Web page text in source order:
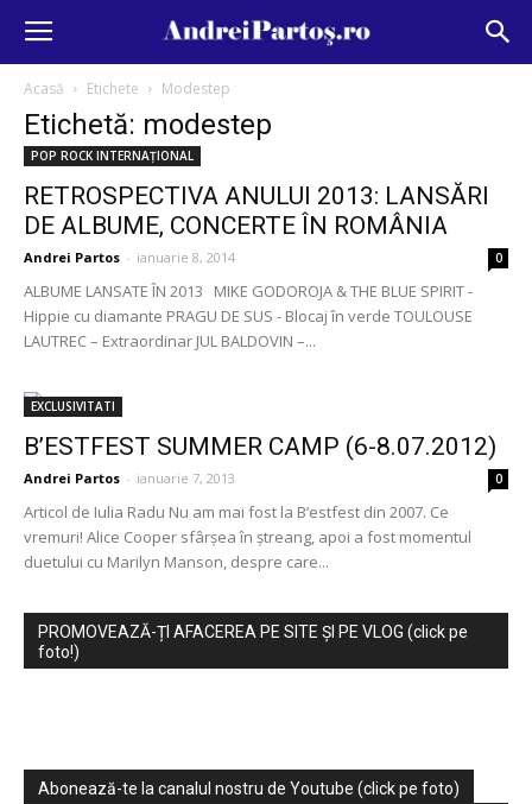
Acasă Etichete Modestep
Etichetă: modestep
POP ROCK INTERNAȚIONAL
RETROSPECTIVA ANULUI 2013: LANSĂRI
DE ALBUME, CONCERTE ÎN ROMÂNIA
Andrei Partos - ianuarie 8, 2014 0
ALBUME LANSATE ÎN 2013 MIKE GODOROJA & THE BLUE SPIRIT -
Hippie cu diamante PRAGU DE SUS - Blocaj în verde TOULOUSE
LAUTREC – Extraordinar JUL BALDOVIN –...
EXCLUSIVITATI
B’ESTFEST SUMMER CAMP (6-8.07.2012)
Andrei Partos - ianuarie 7, 2013 0
Articol de Iulia Radu Nu am mai fost la B’estfest din 2007. Ce
vremuri! Alice Cooper sfârşea în ştreang, apoi a fost momentul
duetului cu Marilyn Manson, despre care...
PROMOVEAZĂ-ȚI AFACEREA PE SITE ȘI PE VLOG (click pe
foto!)
Abonează-te la canalul nostru de Youtube (click pe foto)